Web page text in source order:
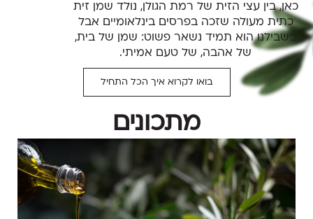
כאן, בין עצי הזית של רמת הגולן, נולד שמן זית
כתית מעולה שזכה בפרסים בינלאומיים אבל
בשבילנו הוא תמיד נשאר פשוט: שמן של בית,
של אהבה, של טעם אמיתי.
בואו לקרוא איך הכל התחיל
מתכונים